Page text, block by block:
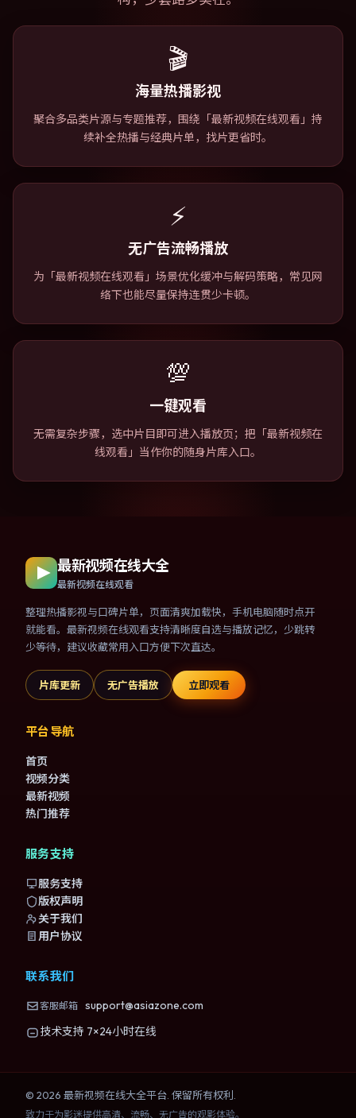
🎬
海量热播影视
聚合多品类片源与专题推荐，围绕「最新视频在线观看」持
续补全热播与经典片单，找片更省时。
⚡
无广告流畅播放
为「最新视频在线观看」场景优化缓冲与解码策略，常见网
络下也能尽量保持连贯少卡顿。
💯
一键观看
无需复杂步骤，选中片目即可进入播放页；把「最新视频在
线观看」当作你的随身片库入口。
最新视频在线大全
最新视频在线观看
整理热播影视与口碑片单，页面清爽加载快，手机电脑随时点开
就能看。最新视频在线观看支持清晰度自选与播放记忆，少跳转
少等待，建议收藏常用入口方便下次直达。
片库更新 无广告播放 立即观看
平台导航
首页
视频分类
最新视频
热门推荐
服务支持
服务支持
版权声明
关于我们
用户协议
联系我们
客服邮箱 support@asiazone.com
技术支持 7×24小时在线
© 2026 最新视频在线大全平台. 保留所有权利.
致力于为影迷提供高清、流畅、无广告的观影体验。